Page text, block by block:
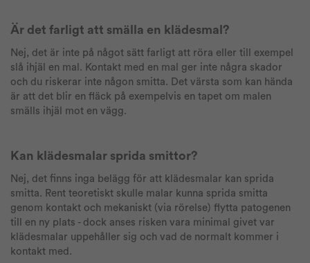
Är det farligt att smälla en klädesmal?
Nej, det är inte på något sätt farligt att röra eller till exempel
slå ihjäl en mal. Kontakt med en mal ger inte några skador
och du riskerar inte någon smitta. Det värsta som kan hända
är att det blir en fläck på exempelvis en tapet om malen
smälls ihjäl mot en vägg.
Kan klädesmalar sprida smittor?
Nej, det finns inga belägg för att klädesmalar kan sprida
smitta. Rent teoretiskt skulle malar kunna sprida smitta
genom kontakt och mekaniskt (via rörelse) flytta patogenen
till en ny plats - dock anses risken vara minimal givet var
klädesmalar uppehåller sig och vad de normalt kommer i
kontakt med.